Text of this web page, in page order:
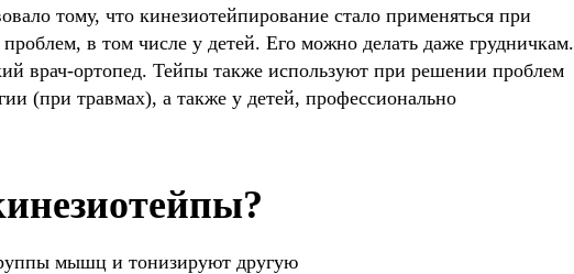
тому, что кинезиотейпирование стало применяться при
в том числе у детей. Его можно делать даже грудничкам.
врач-ортопед. Тейпы также используют при решении проблем
(при травмах), а также у детей, профессионально
мышц и тонизируют другую